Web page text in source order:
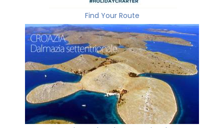
Find Your Route